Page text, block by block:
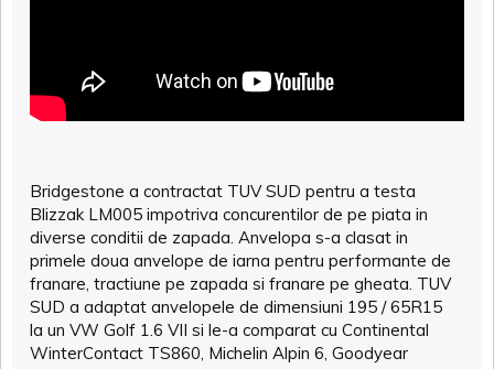
Bridgestone a contractat TUV SUD pentru a testa
Blizzak LM005 impotriva concurentilor de pe piata in
diverse conditii de zapada. Anvelopa s-a clasat in
primele doua anvelope de iarna pentru performante de
franare, tractiune pe zapada si franare pe gheata. TUV
SUD a adaptat anvelopele de dimensiuni 195 / 65R15
la un VW Golf 1.6 VII si le-a comparat cu Continental
WinterContact TS860, Michelin Alpin 6, Goodyear